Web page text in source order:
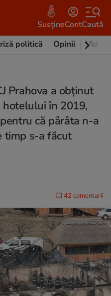
SusțineContCaută
politică Opinii Video
Prahova a obținut
în 2019,
că pârâta n-a
timp s-a făcut
42 comentarii